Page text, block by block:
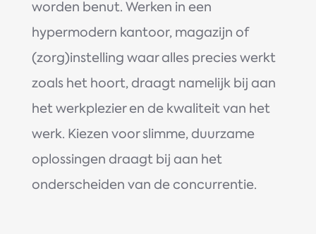
worden benut. Werken in een
hypermodern kantoor, magazijn of
(zorg)instelling waar alles precies werkt
zoals het hoort, draagt namelijk bij aan
het werkplezier en de kwaliteit van het
werk. Kiezen voor slimme, duurzame
oplossingen draagt bij aan het
onderscheiden van de concurrentie.